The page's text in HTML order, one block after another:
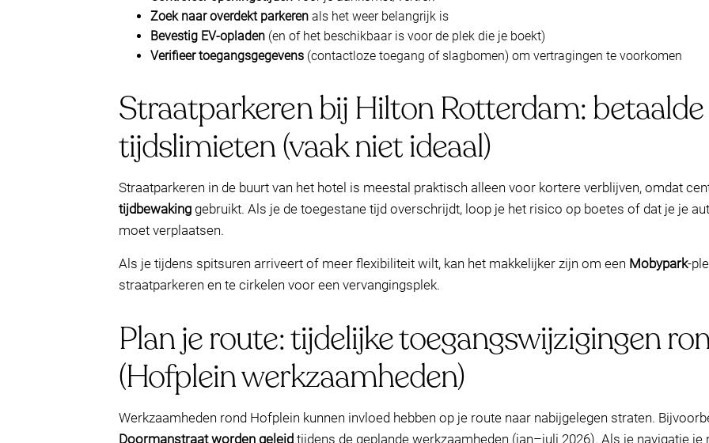
Zoek naar overdekt parkeren als het weer belangrijk is
Bevestig EV-opladen (en of het beschikbaar is voor de plek die je boekt)
Verifieer toegangsgegevens (contactloze toegang of slagbomen) om vertragingen te voorkomen
Straatparkeren bij Hilton Rotterdam:
tijdslimieten (vaak niet ideaal)
Straatparkeren in de buurt van het hotel is meestal praktisch alleen voor kortere verblijven, omdat
tijdbewaking gebruikt. Als je de toegestane tijd overschrijdt, loop je het risico op boetes of dat je je
moet verplaatsen.
Als je tijdens spitsuren arriveert of meer flexibiliteit wilt, kan het makkelijker zijn om een Mobypark-
straatparkeren en te cirkelen voor een vervangingsplek.
Plan je route: tijdelijke toegangswijzigingen
(Hofplein werkzaamheden)
Werkzaamheden rond Hofplein kunnen invloed hebben op je route naar nabijgelegen straten.
Doormanstraat worden geleid tijdens de geplande werkzaamheden (jan–juli 2026). Als je navigatie